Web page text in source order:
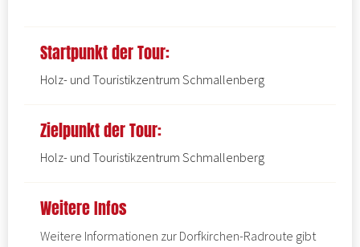
Startpunkt der Tour:
Holz- und Touristikzentrum Schmallenberg
Zielpunkt der Tour:
Holz- und Touristikzentrum Schmallenberg
Weitere Infos
Weitere Informationen zur Dorfkirchen-Radroute gibt